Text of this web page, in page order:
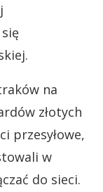
na
złotych
przesyłowe,
w
do sieci.